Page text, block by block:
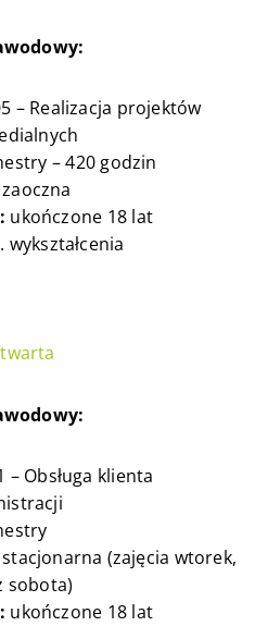
– Realizacja projektów
– 420 godzin
zaoczna
ukończone 18 lat
– Obsługa klienta
stacjonarna (zajęcia wtorek,
sobota)
ukończone 18 lat